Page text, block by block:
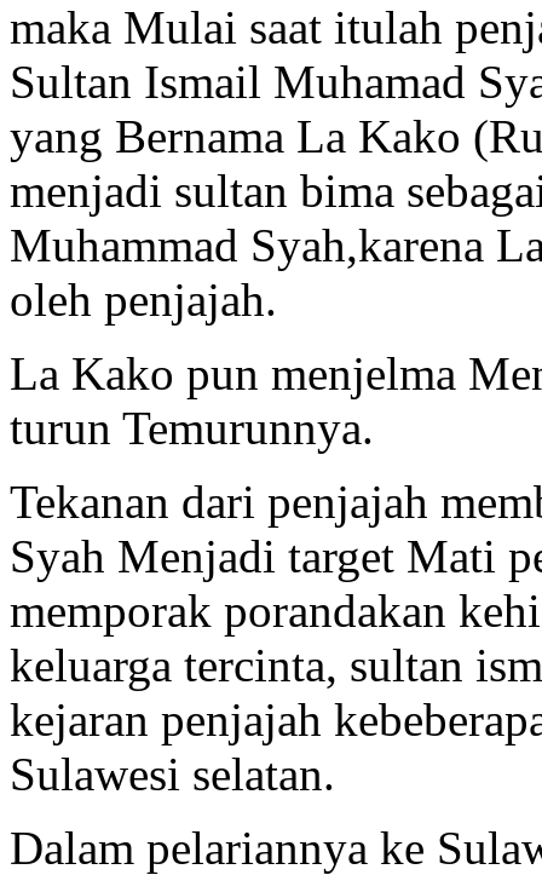
maka Mulai saat itulah
Sultan Ismail Muhamad
yang Bernama La Kako
menjadi sultan bima
Muhammad Syah,karena
oleh penjajah.
La Kako pun menjelma
turun Temurunnya.
Tekanan dari penjajah
Syah Menjadi target Mati
memporak porandakan
keluarga tercinta, sultan
kejaran penjajah
Sulawesi selatan.
Dalam pelariannya ke